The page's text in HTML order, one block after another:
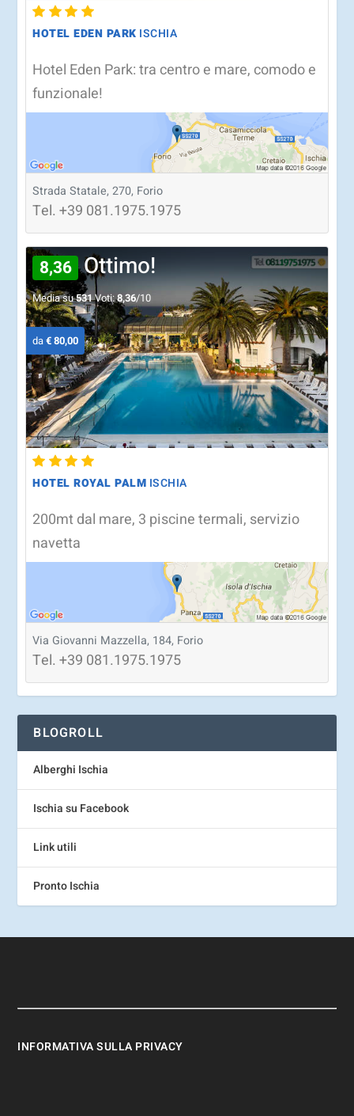
HOTEL EDEN PARK ISCHIA
Hotel Eden Park: tra centro e mare, comodo e
funzionale!
Strada Statale, 270, Forio
Tel.+39 081.1975.1975
8,36 Ottimo!
Media su531Voti:8,36/10
da€ 80,00
HOTEL ROYAL PALM ISCHIA
200mt dal mare, 3 piscine termali, servizio
navetta
Via Giovanni Mazzella, 184, Forio
Tel.+39 081.1975.1975
BLOGROLL
Alberghi Ischia
Ischia su Facebook
Link utili
Pronto Ischia
INFORMATIVA SULLA PRIVACY